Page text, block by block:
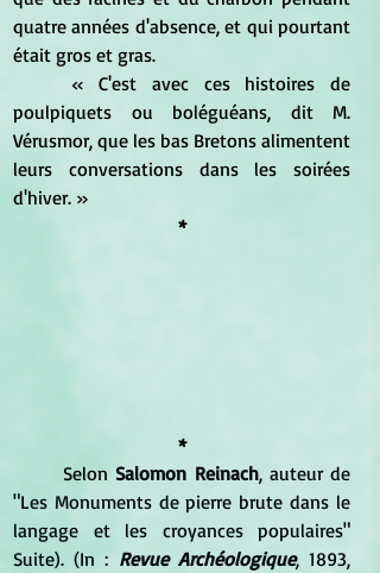
quatre années d'absence, et qui pourtant
était gros et gras.
poulpiquets ou boléguéans, dit M.
Vérusmor, que les bas Bretons alimentent
leurs conversations dans les soirées
*
*
	Selon
Salomon Reinach, auteur de
"Les Monuments de pierre brute dans le
langage et les croyances populaires"
Suite). (In : Revue Archéologique, 1893,